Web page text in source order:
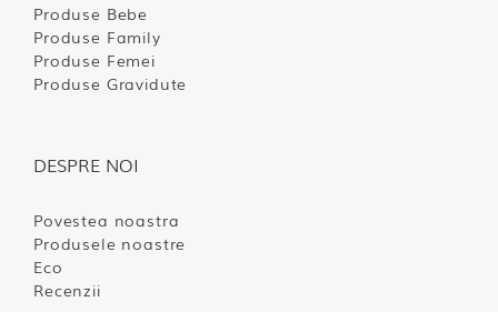
Produse Bebe
Produse Family
Produse Femei
Produse Gravidute
DESPRE NOI
Povestea noastra
Produsele noastre
Eco
Recenzii